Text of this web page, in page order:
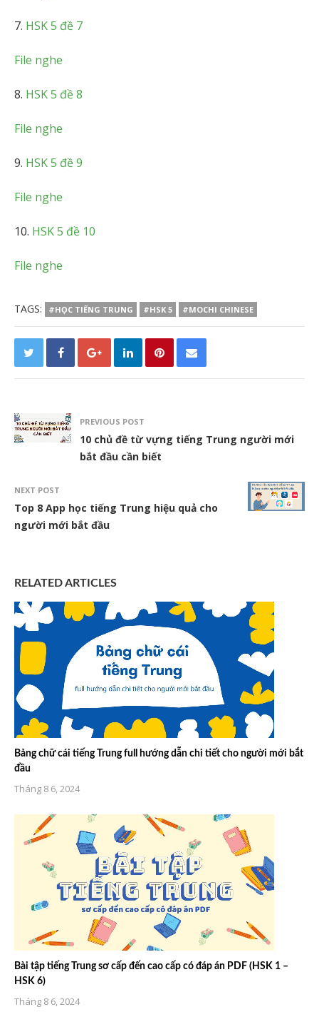
7. HSK 5 đề 7
File nghe
8. HSK 5 đề 8
File nghe
9. HSK 5 đề 9
File nghe
10. HSK 5 đề 10
File nghe
TAGS: #HỌC TIẾNG TRUNG #HSK 5 #MOCHI CHINESE
PREVIOUS POST
10 chủ đề từ vựng tiếng Trung người mới
bắt đầu cần biết
NEXT POST
Top 8 App học tiếng Trung hiệu quả cho
người mới bắt đầu
RELATED ARTICLES
Bảng chữ cái tiếng Trung full hướng dẫn chi tiết cho người mới bắt
đầu
Tháng 8 6, 2024
Bài tập tiếng Trung sơ cấp đến cao cấp có đáp án PDF (HSK 1 –
HSK 6)
Tháng 8 6, 2024